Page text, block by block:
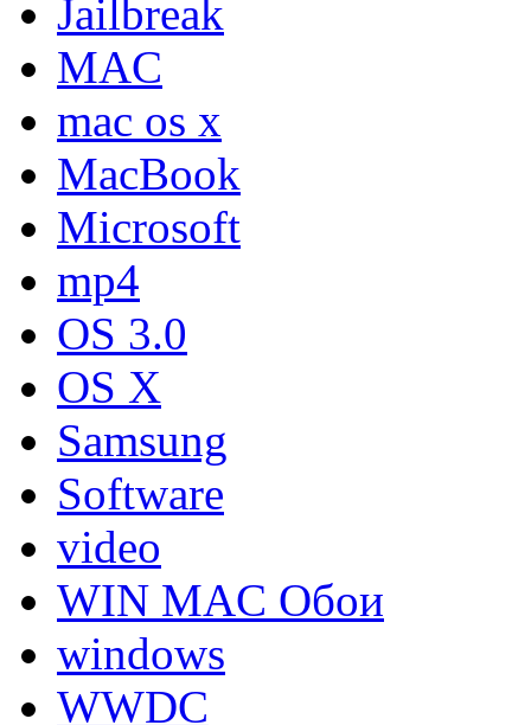
Jailbreak
MAC
mac os x
MacBook
Microsoft
mp4
OS 3.0
OS X
Samsung
Software
video
WIN MAC Обои
windows
WWDC